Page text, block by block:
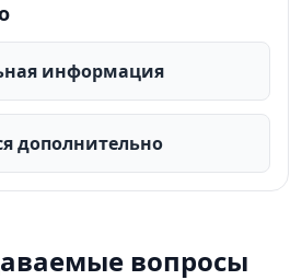
информация
дополнительно
вопросы